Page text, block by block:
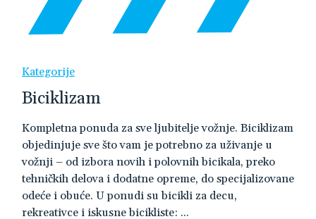
Kategorije
Biciklizam
Kompletna ponuda za sve ljubitelje vožnje. Biciklizam
objedinjuje sve što vam je potrebno za uživanje u
vožnji – od izbora novih i polovnih bicikala, preko
tehničkih delova i dodatne opreme, do specijalizovane
odeće i obuće. U ponudi su bicikli za decu,
rekreativce i iskusne bicikliste: ...